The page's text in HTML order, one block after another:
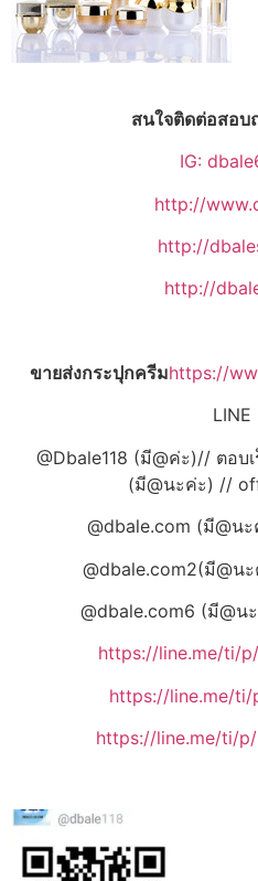
สนใจติดต่อสอบ
IG:
http://
http://
http://
ขายส่งกระปุกครีมhttps://
LINE
@Dbale118 (มี@ค่ะ)// ตอบ
(มี@นะค่ะ) //
@dbale.com (มี@น
@dbale.com2(มี@น
@dbale.com6 (มี@
https://line.me/ti/
https://line.me/ti/
https://line.me/ti/p/